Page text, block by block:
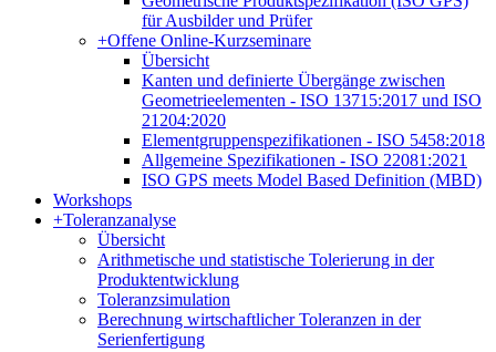
für Ausbilder und Prüfer
+Offene Online-Kurzseminare
Übersicht
Kanten und definierte Übergänge zwischen
Geometrieelementen - ISO 13715:2017 und ISO
21204:2020
Elementgruppenspezifikationen - ISO 5458:2018
Allgemeine Spezifikationen - ISO 22081:2021
ISO GPS meets Model Based Definition (MBD)
Workshops
+Toleranzanalyse
Übersicht
Arithmetische und statistische Tolerierung in der
Produktentwicklung
Toleranzsimulation
Berechnung wirtschaftlicher Toleranzen in der
Serienfertigung